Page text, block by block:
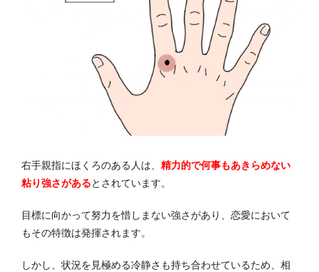
右手親指にほくろのある人は、 精力的で何事もあきらめない
粘り強さがあるとされています。
目標に向かって努力を惜しまない強さがあり、恋愛において
もその特徴は発揮されます。
しかし、状況を見極める冷静さも持ち合わせているため、 相